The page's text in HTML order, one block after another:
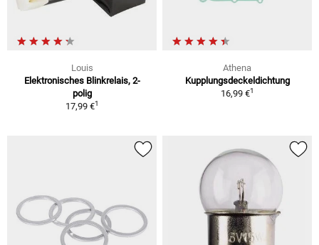
Louis
Elektronisches Blinkrelais, 2-
polig
17,99 €1
Athena
Kupplungsdeckeldichtung
16,99 €1